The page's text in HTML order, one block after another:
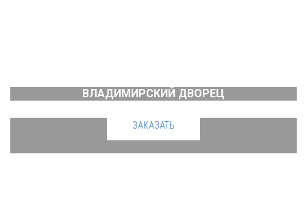
ВЛАДИМИРСКИЙ ДВОРЕЦ
ЗАКАЗАТЬ